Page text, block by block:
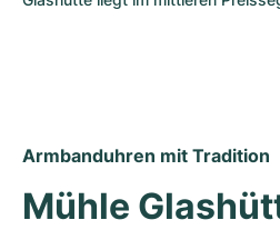
Armbanduhren mit Tradition
Mühle